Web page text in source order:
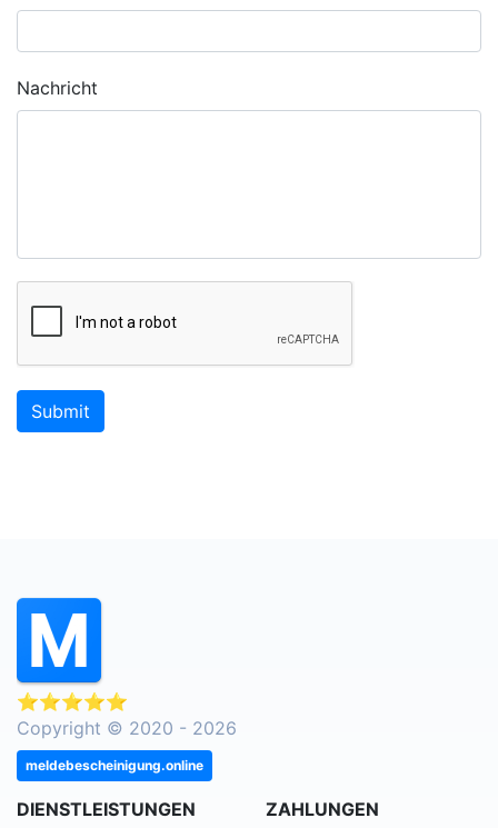
Nachricht
Submit
⭐⭐⭐⭐⭐
Copyright © 2020 - 2026
meldebescheinigung.online
DIENSTLEISTUNGEN ZAHLUNGEN